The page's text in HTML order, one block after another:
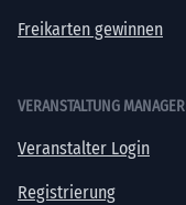
Freikarten gewinnen
VERANSTALTUNG MANAGER
Veranstalter Login
Registrierung